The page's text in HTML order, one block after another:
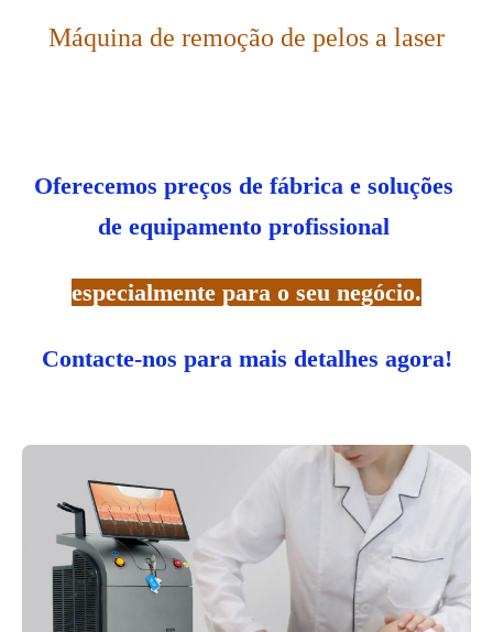
Máquina de remoção de pelos a laser
Oferecemos preços de fábrica e soluções
de equipamento profissional
especialmente para o seu negócio.
Contacte-nos para mais detalhes agora!